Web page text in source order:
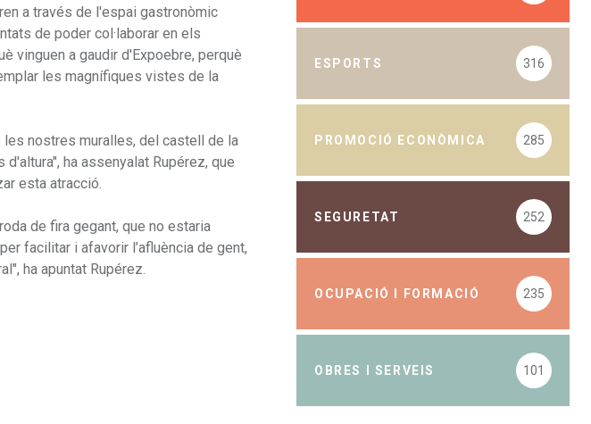
a través de l'espai gastronòmic
de poder col·laborar en els
vinguen a gaudir d'Expoebre, perquè
les magnífiques vistes de la
nostres muralles, del castell de la
ha assenyalat Rupérez, que
esta atracció.
de fira gegant, que no estaria
facilitar i afavorir l’afluència de gent,
ha apuntat Rupérez.
ESPORTS 316
PROMOCIÓ ECONÒMICA 285
SEGURETAT 252
OCUPACIÓ I FORMACIÓ 235
OBRES I SERVEIS 101